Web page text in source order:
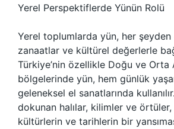
Yerel Perspektiflerde Yünün Rolü
Yerel toplumlarda yün, her
zanaatlar ve kültürel değerlerle
Türkiye’nin özellikle Doğu ve Orta
bölgelerinde yün, hem günlük
geleneksel el sanatlarında
dokunan halılar, kilimler ve
kültürlerin ve tarihlerin bir